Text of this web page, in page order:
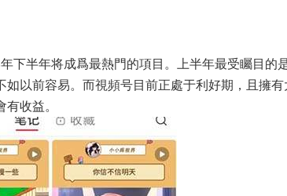
下半年将成爲最熱門的項目。上半年最受矚目的
如以前容易。而視頻号目前正處于利好期，且擁有
收益。